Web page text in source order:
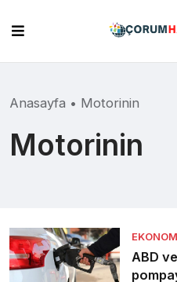
content
Anasayfa • Motorinin
Motorinin
ABD